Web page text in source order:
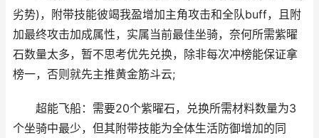
劣势)，附带技能彼竭我盈增加主角攻击和全队buff，且附
加最终攻击加成属性，实属当前最佳坐骑，奈何所需紫曜
石数量太多，暂不思考优先兑换，除非每次冲榜能保证拿
榜一，否则就先主推黄金筋斗云;
超能飞船：需要20个紫曜石，兑换所需材料数量为3
个坐骑中最少，但其附带技能为全体生活防御增加的同